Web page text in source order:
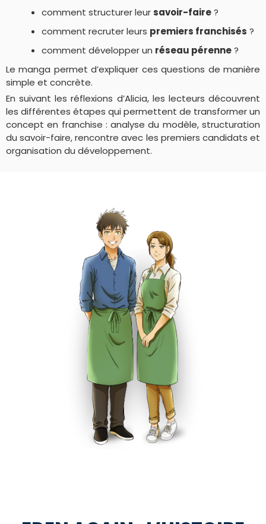
comment structurer leursavoir-faire?
comment recruter leurs premiers franchisés ?
comment développer un réseau pérenne?
Le manga permet d’expliquer ces questions de manière
simple et concrète.
En suivant les réflexions d’Alicia, les lecteurs découvrent
les différentes étapes qui permettent de transformer un
concept en franchise : analyse du modèle, structuration
du savoir-faire, rencontre avec les premiers candidats et
organisation du développement.